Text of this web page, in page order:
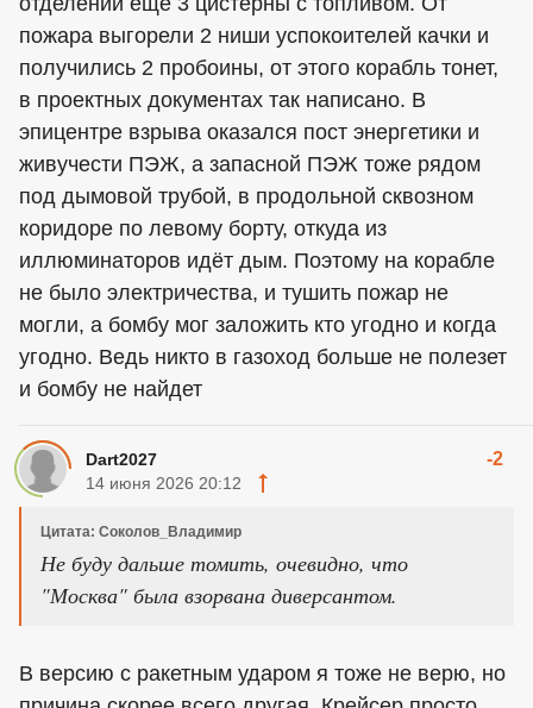
пожара выгорели 2 ниши успокоителей качки и
получились 2 пробоины, от этого корабль тонет,
в проектных документах так написано. В
эпицентре взрыва оказался пост энергетики и
живучести ПЭЖ, а запасной ПЭЖ тоже рядом
под дымовой трубой, в продольной сквозном
коридоре по левому борту, откуда из
иллюминаторов идёт дым. Поэтому на корабле
не было электричества, и тушить пожар не
могли, а бомбу мог заложить кто угодно и когда
угодно. Ведь никто в газоход больше не полезет
и бомбу не найдет
Dart2027 -2
14 июня 2026 20:12
Цитата: Соколов_Владимир
Не буду дальше томить, очевидно, что
"Москва" была взорвана диверсантом.
В версию с ракетным ударом я тоже не верю, но